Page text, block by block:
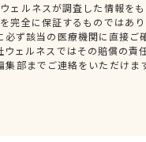
ェルネスが調査した情報を
完全に保証するものではあ
ず該当の医療機関に直接ご
ェルネスではその賠償の責
部までご連絡をいただけま